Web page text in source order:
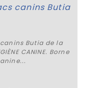
canins Butia
Butia de la
CANINE. Borne